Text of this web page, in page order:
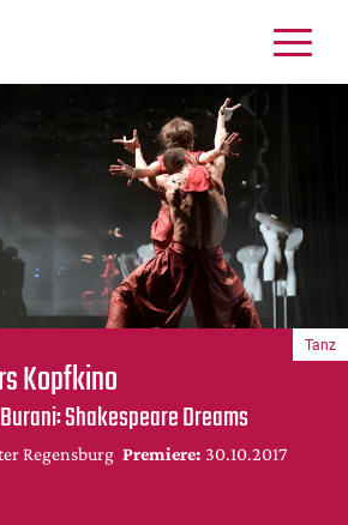
Kopfkino
Shakespeare Dreams
Regensburg Premiere: 30.10.2017
Tanz